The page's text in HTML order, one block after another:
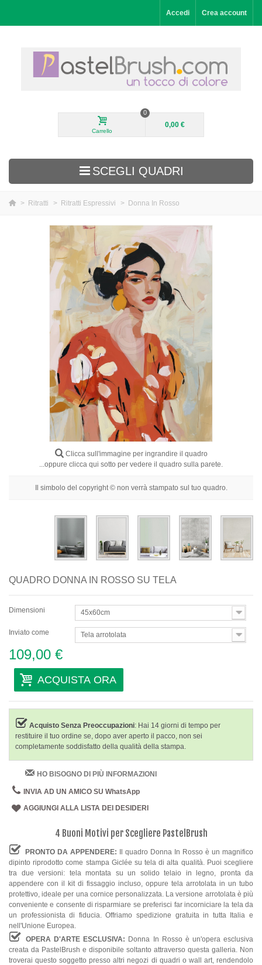
Accedi Crea account
Carrello
0
0,00 €
SCEGLI QUADRI
> Ritratti > Ritratti Espressivi > Donna In Rosso
Clicca sull'immagine per ingrandire il quadro
...oppure clicca qui sotto per vedere il quadro sulla parete.
Il simbolo del copyright © non verrà stampato sul tuo quadro.
QUADRO DONNA IN ROSSO SU TELA
Dimensioni 45x60cm
Inviato come Tela arrotolata
109,00 €
ACQUISTA ORA
Acquisto Senza Preoccupazioni: Hai 14 giorni di tempo per
restituire il tuo ordine se, dopo aver aperto il pacco, non sei
completamente soddisfatto della qualità della stampa.
HO BISOGNO DI PIÙ INFORMAZIONI
INVIA AD UN AMICO SU WhatsApp
AGGIUNGI ALLA LISTA DEI DESIDERI
4 Buoni Motivi per Scegliere PastelBrush
PRONTO DA APPENDERE: Il quadro Donna In Rosso è un magnifico
dipinto riprodotto come stampa Giclée su tela di alta qualità. Puoi scegliere
tra due versioni: tela montata su un solido telaio in legno, pronta da
appendere con il kit di fissaggio incluso, oppure tela arrotolata in un tubo
protettivo, ideale per una cornice personalizzata. La versione arrotolata è più
conveniente e consente di risparmiare se preferisci far incorniciare la tela da
un professionista di fiducia. Offriamo spedizione gratuita in tutta Italia e
nell'Unione Europea.
OPERA D'ARTE ESCLUSIVA: Donna In Rosso è un'opera esclusiva
creata da PastelBrush e disponibile soltanto attraverso questa galleria. Non
troverai questo soggetto presso altri negozi di quadri o wall art, rendendolo